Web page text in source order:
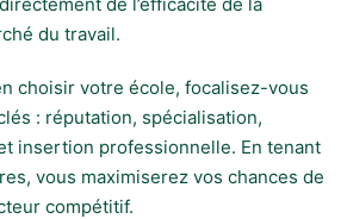
du travail.
choisir votre école, focalisez-vous
: réputation, spécialisation,
insertion professionnelle. En tenant
vous maximiserez vos chances de
compétitif.